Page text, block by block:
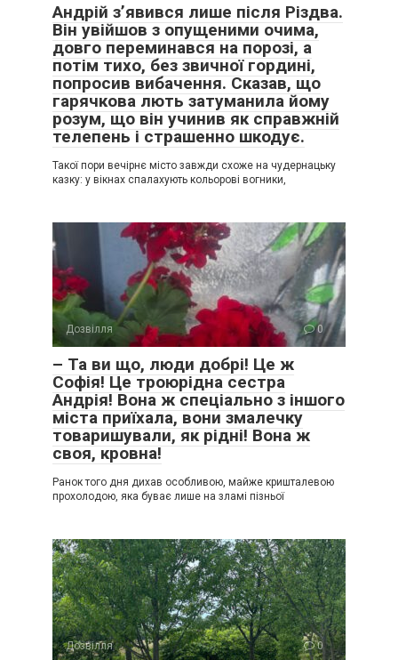
Андрій з’явився лише після Різдва.
Він увійшов з опущеними очима,
довго переминався на порозі, а
потім тихо, без звичної гордині,
попросив вибачення. Сказав, що
гарячкова лють затуманила йому
розум, що він учинив як справжній
телепень і страшенно шкодує.
Такої пори вечірнє місто завжди схоже на чудернацьку
казку: у вікнах спалахують кольорові вогники,
Дозвілля 0
– Та ви що, люди добрі! Це ж
Софія! Це троюрідна сестра
Андрія! Вона ж спеціально з іншого
міста приїхала, вони змалечку
товаришували, як рідні! Вона ж
своя, кровна!
Ранок того дня дихав особливою, майже кришталевою
прохолодою, яка буває лише на зламі пізньої
Дозвілля 0